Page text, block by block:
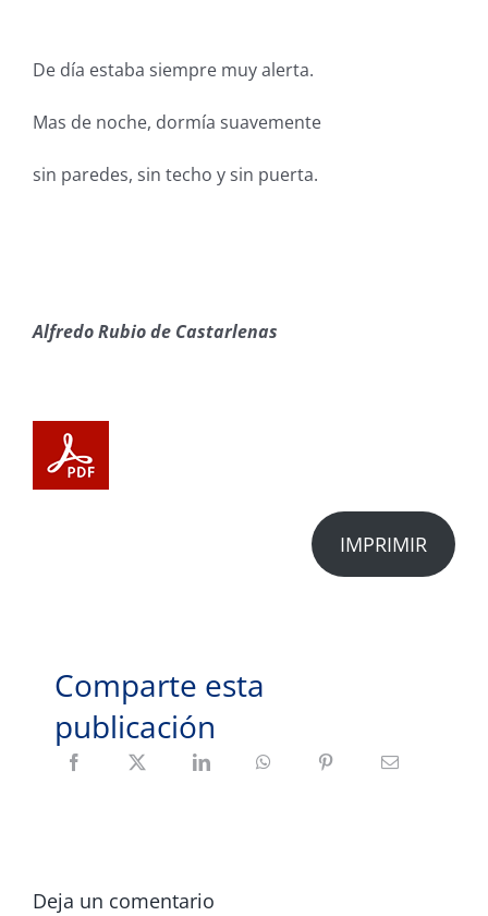
De día estaba siempre muy alerta.
Mas de noche, dormía suavemente
sin paredes, sin techo y sin puerta.
Alfredo Rubio de Castarlenas
IMPRIMIR
Comparte esta
publicación
Deja un comentario